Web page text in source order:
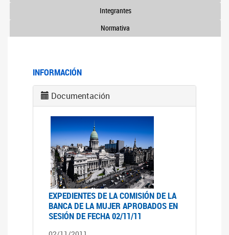
Integrantes
Normativa
INFORMACIÓN
Documentación
EXPEDIENTES DE LA COMISIÓN DE LA
BANCA DE LA MUJER APROBADOS EN
SESIÓN DE FECHA 02/11/11